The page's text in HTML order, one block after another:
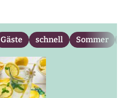
Gäste schnell Sommer